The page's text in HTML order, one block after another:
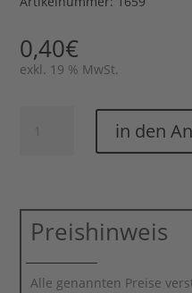
0,40€
exkl. 19 % MwSt.
Menge
in den
Preishinweis
Alle genannten Preise